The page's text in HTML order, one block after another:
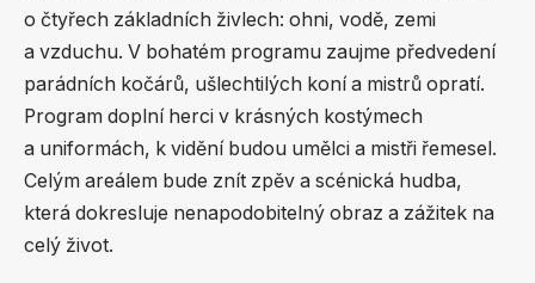
o čtyřech základních živlech: ohni, vodě, zemi
a vzduchu. V bohatém programu zaujme předvedení
parádních kočárů, ušlechtilých koní a mistrů opratí.
Program doplní herci v krásných kostýmech
a uniformách, k vidění budou umělci a mistři řemesel.
Celým areálem bude znít zpěv a scénická hudba,
která dokresluje nenapodobitelný obraz a zážitek na
celý život.